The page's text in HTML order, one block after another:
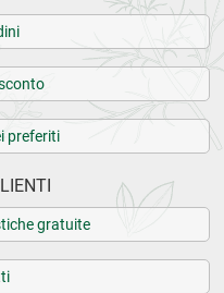
preferiti
gratuite